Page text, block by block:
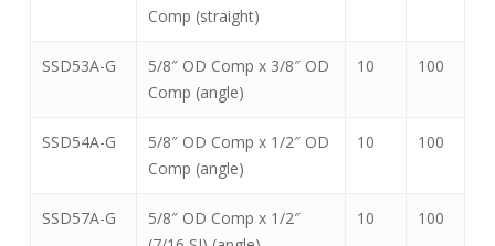
Comp (straight)
SSD53A-G
5/8″ OD Comp x 3/8″ OD
Comp (angle)
10 100
SSD54A-G
5/8″ OD Comp x 1/2″ OD
Comp (angle)
10 100
SSD57A-G
5/8″ OD Comp x 1/2″
10 100